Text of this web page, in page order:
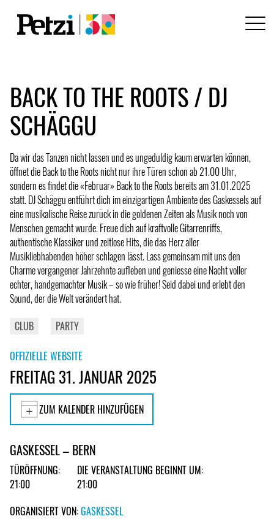
BACK TO THE ROOTS / DJ
SCHÄGGU
Da wir das Tanzen nicht lassen und es ungeduldig kaum erwarten können,
öffnet die Back to the Roots nicht nur ihre Türen schon ab 21.00 Uhr,
sondern es findet die «Februar» Back to the Roots bereits am 31.01.2025
statt. DJ Schäggu entführt dich im einzigartigen Ambiente des Gaskessels auf
eine musikalische Reise zurück in die goldenen Zeiten als Musik noch von
Menschen gemacht wurde. Freue dich auf kraftvolle Gitarrenriffs,
authentische Klassiker und zeitlose Hits, die das Herz aller
Musikliebhabenden höher schlagen lässt. Lass gemeinsam mit uns den
Charme vergangener Jahrzehnte aufleben und geniesse eine Nacht voller
echter, handgemachter Musik – so wie früher! Seid dabei und erlebt den
Sound, der die Welt verändert hat.
CLUB
PARTY
OFFIZIELLE WEBSITE
FREITAG 31. JANUAR 2025
ZUM KALENDER HINZUFÜGEN
GASKESSEL – BERN
TÜRÖFFNUNG:
21:00
DIE VERANSTALTUNG BEGINNT UM:
21:00
ORGANISIERT VON:GASKESSEL